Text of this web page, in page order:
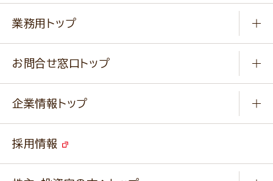
新商品・リニューアル商品
通販サイト一覧
作り方動画
みなさまのレシピはこちら
ふっくらパンをつくりましょう
キャンペーン
業務用トップ
ニップンの アマニ 業務用サイト
ベジカフェブランドサイト
お問合せ窓口トップ
改善事例
企業情報トップ
事業紹介
採用情報